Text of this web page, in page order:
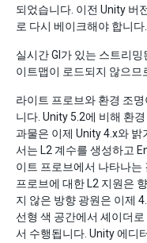
되었습니다. 이전 Unity 버
로 다시 베이크해야 합니다.
실시간 GI가 있는 스트리
이트맵이 로드되지 않으므
라이트 프로브와 환경 조
니다. Unity 5.2에 비해 환
과물은 이제 Unity 4.x와 밝
서는 L2 계수를 생성하고
이트 프로브에서 나타나는
프로브에 대한 L2 지원은
지 않은 방향 광원은 이제
선형 색 공간에서 셰이더
서 수행됩니다. Unity 에디